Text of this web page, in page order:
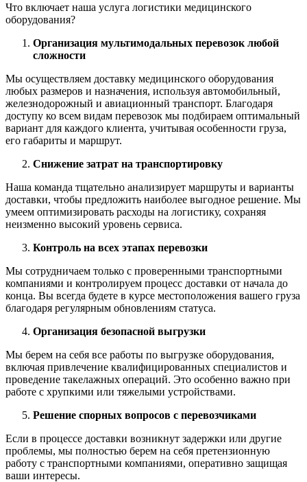
Что включает наша услуга логистики медицинского
оборудования?
Организация мультимодальных перевозок любой
сложности
Мы осуществляем доставку медицинского оборудования
любых размеров и назначения, используя автомобильный,
железнодорожный и авиационный транспорт. Благодаря
доступу ко всем видам перевозок мы подбираем оптимальный
вариант для каждого клиента, учитывая особенности груза,
его габариты и маршрут.
Снижение затрат на транспортировку
Наша команда тщательно анализирует маршруты и варианты
доставки, чтобы предложить наиболее выгодное решение. Мы
умеем оптимизировать расходы на логистику, сохраняя
неизменно высокий уровень сервиса.
Контроль на всех этапах перевозки
Мы сотрудничаем только с проверенными транспортными
компаниями и контролируем процесс доставки от начала до
конца. Вы всегда будете в курсе местоположения вашего груза
благодаря регулярным обновлениям статуса.
Организация безопасной выгрузки
Мы берем на себя все работы по выгрузке оборудования,
включая привлечение квалифицированных специалистов и
проведение такелажных операций. Это особенно важно при
работе с хрупкими или тяжелыми устройствами.
Решение спорных вопросов с перевозчиками
Если в процессе доставки возникнут задержки или другие
проблемы, мы полностью берем на себя претензионную
работу с транспортными компаниями, оперативно защищая
ваши интересы.